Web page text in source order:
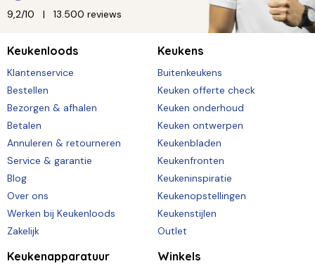
9,2/10 13.500 reviews
Keukenloods
Klantenservice
Bestellen
Bezorgen & afhalen
Betalen
Annuleren & retourneren
Service & garantie
Blog
Over ons
Werken bij Keukenloods
Zakelijk
Keukens
Buitenkeukens
Keuken offerte check
Keuken onderhoud
Keuken ontwerpen
Keukenbladen
Keukenfronten
Keukeninspiratie
Keukenopstellingen
Keukenstijlen
Outlet
Keukenapparatuur Winkels